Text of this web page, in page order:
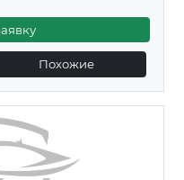
Похожие